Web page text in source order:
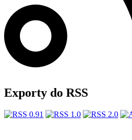
Exporty do RSS